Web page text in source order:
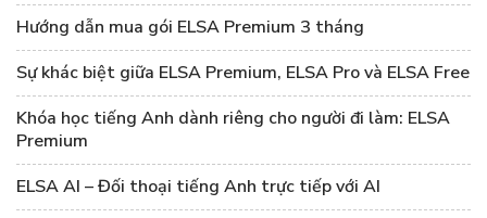
Hướng dẫn mua gói ELSA Premium 3 tháng
Sự khác biệt giữa ELSA Premium, ELSA Pro và ELSA Free
Khóa học tiếng Anh dành riêng cho người đi làm: ELSA
Premium
ELSA AI – Đối thoại tiếng Anh trực tiếp với AI